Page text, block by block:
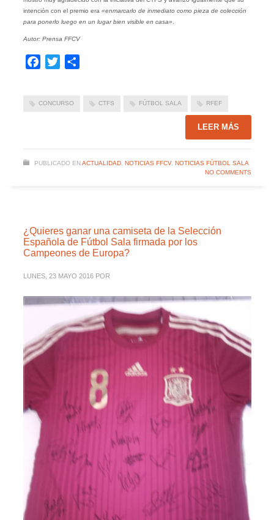
intención con el premio era«enmarcarlo de inmediato como pieza de colección
para ponerlo luego en un lugar bien visible en casa».
Autor: Prensa FFCV
Facebook
Twitter
CONCURSO CTFS FÚTBOL SALA RFEF
LEER MÁS
PUBLICADO EN ACTUALIDAD, NOTICIAS FFCV, NOTICIAS FÚTBOL SALA
NO COMMENTS
¿Quieres ganar una camiseta de la Selección
Española de Fútbol Sala firmada por los
Campeones de Europa?
LUNES, 23 MAYO 2016 POR